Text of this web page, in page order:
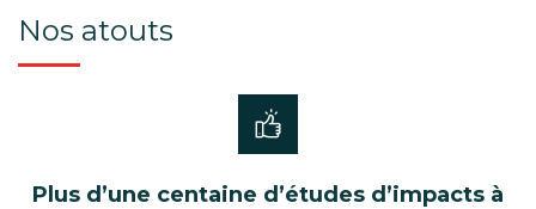
Nos atouts
Plus d’une centaine d’études d’impacts à